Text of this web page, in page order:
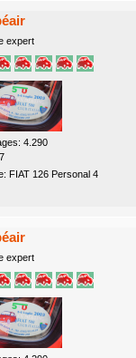
expert
4.290
FIAT 126 Personal 4
expert